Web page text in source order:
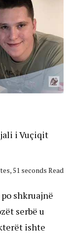
i Vuçiqit
51 seconds Read
shkruajnë
serbë u
ishte